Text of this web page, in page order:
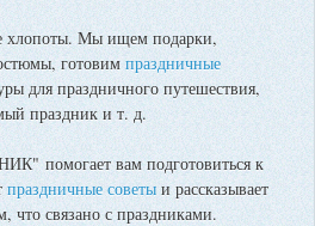
хлопоты. Мы ищем подарки,
готовимпраздничные
для праздничного путешествия,
праздник и т. д.
помогает вам подготовиться к
праздничные советы и рассказывает
что связано с праздниками.